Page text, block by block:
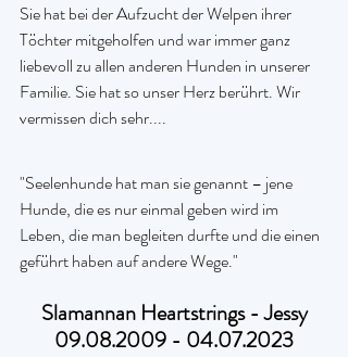
Sie hat bei der Aufzucht der Welpen ihrer
Töchter mitgeholfen und war immer ganz
liebevoll zu allen anderen Hunden in unserer
Familie. Sie hat so unser Herz berührt. Wir
vermissen dich sehr....
"Seelenhunde hat man sie genannt – jene
Hunde, die es nur einmal geben wird im
Leben, die man begleiten durfte und die einen
geführt haben auf andere Wege."
Slamannan Heartstrings - Jessy
09.08.2009 - 04.07.2023